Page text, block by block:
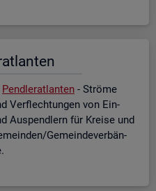
Pend­ler­at­lan­ten - Strö­me
Ver­flech­tun­gen von Ein-
Aus­pend­lern für Krei­se und
Ge­mein­de­ver­bän­